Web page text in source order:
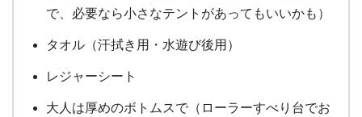
で、必要なら小さなテントがあってもいいかも）
タオル（汗拭き用・水遊び後用）
レジャーシート
大人は厚めのボトムスで（ローラーすべり台でお